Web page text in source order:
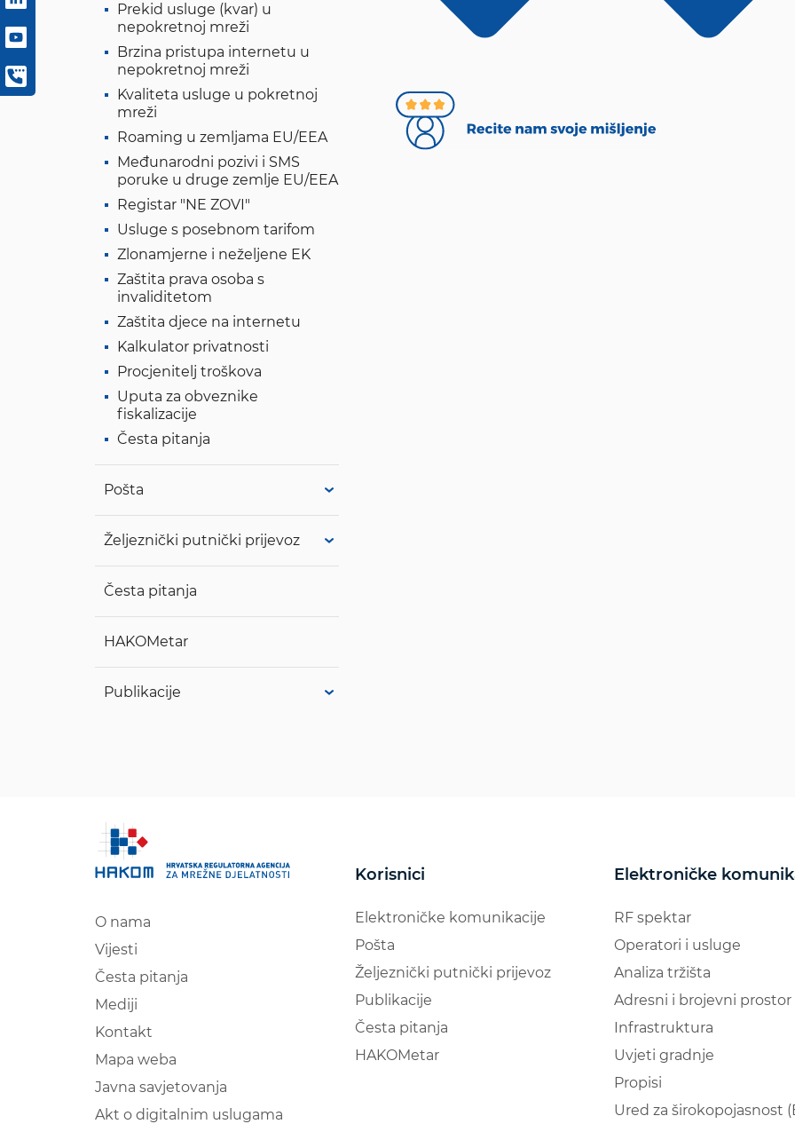
Prekid usluge (kvar) u
nepokretnoj mreži
Brzina pristupa internetu u
nepokretnoj mreži
Kvaliteta usluge u pokretnoj
mreži
Roaming u zemljama EU/EEA
Međunarodni pozivi i SMS
poruke u druge zemlje EU/EEA
Registar "NE ZOVI"
Usluge s posebnom tarifom
Zlonamjerne i neželjene EK
Zaštita prava osoba s
invaliditetom
Zaštita djece na internetu
Kalkulator privatnosti
Procjenitelj troškova
Uputa za obveznike
fiskalizacije
Česta pitanja
Pošta
Željeznički putnički prijevoz
Česta pitanja
HAKOMetar
Publikacije
O nama
Vijesti
Česta pitanja
Mediji
Kontakt
Mapa weba
Javna savjetovanja
Akt o digitalnim uslugama
Korisnici
Elektroničke komunikacije
Pošta
Željeznički putnički prijevoz
Publikacije
Česta pitanja
HAKOMetar
Elektroničke
RF spektar
Operatori i usluge
Analiza tržišta
Adresni i brojevni prostor
Infrastruktura
Uvjeti gradnje
Propisi
Ured za širokopojasnost